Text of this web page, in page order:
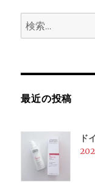
ョ
検
索:
最近の投稿
ド